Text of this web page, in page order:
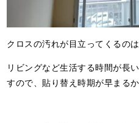
クロスの汚れが目立ってくるの
リビングなど生活する時間が長
すので、貼り替え時期が早まるか